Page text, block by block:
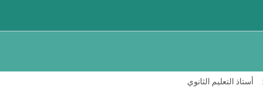
أستاذ التعليم الثانوي